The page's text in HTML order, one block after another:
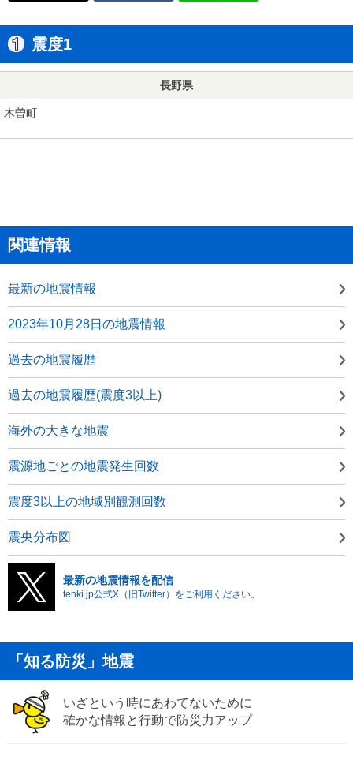
震度1
長野県
木曽町
関連情報
最新の地震情報
2023年10月28日の地震情報
過去の地震履歴
過去の地震履歴(震度3以上)
海外の大きな地震
震源地ごとの地震発生回数
震度3以上の地域別観測回数
震央分布図
最新の地震情報を配信
tenki.jp公式X（旧Twitter）をご利用ください。
「知る防災」地震
いざという時にあわてないために
確かな情報と行動で防災力アップ